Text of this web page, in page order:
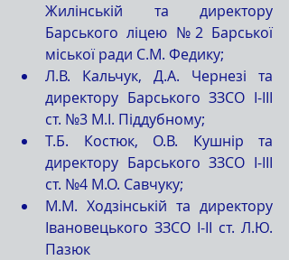
Жилінській та директору
Барського ліцею №2 Барської
міської ради С.М. Федику;
Л.В. Кальчук, Д.А. Чернезі та
директору Барського ЗЗСО І-ІІІ
ст. №3 М.І. Піддубному;
Т.Б. Костюк, О.В. Кушнір та
директору Барського ЗЗСО І-ІІІ
ст. №4 М.О. Савчуку;
М.М. Ходзінській та директору
Івановецького ЗЗСО І-ІІ ст. Л.Ю.
Пазюк